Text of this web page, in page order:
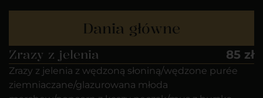
Dania główne
Zrazy z jelenia 85 zł
Zrazy z jelenia z wędzoną słoniną/wędzone purée
ziemniaczane/glazurowana młoda